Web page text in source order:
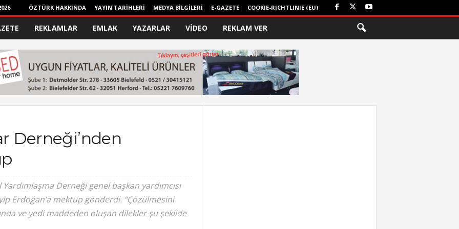
ÖZTÜRK HAKKINDA YAYIN TARİHLERİ MEDYA BİLGİLERİ E-GAZETE COOKIE-RICHTLINIE (EU)
REKLAMLAR EMLAK YAZARLAR VİDEO REKLAM VER
Derneği’nden
Derneği genel başkan yardımcısı
Erdoğan’a mektup gönderdi. “Çözülmesini
ve yedi maddeden oluşan dilekler şu şekilde